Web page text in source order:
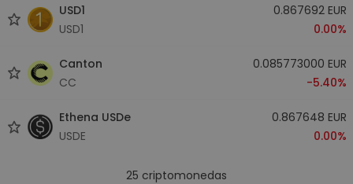
USD1
USD1
0.867692 EUR
0.00%
Canton
CC
0.085773000 EUR
-5.40%
Ethena USDe
USDE
0.867648 EUR
0.00%
25 criptomonedas